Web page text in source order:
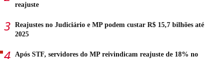
reajuste
Reajustes no Judiciário e MP podem custar R$ 15,7 bilhões até
2025
Após STF, servidores do MP reivindicam reajuste de 18% no